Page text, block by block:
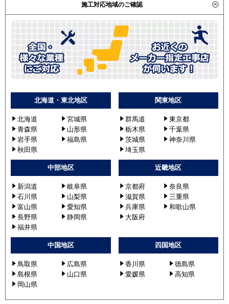
施工対応地域のご確認
北海道・東北地区
北海道
宮城県
青森県
山形県
岩手県
福島県
秋田県
関東地区
群馬道
東京都
栃木県
千葉県
茨城県
神奈川県
埼玉県
中部地区
新潟道
岐阜県
石川県
山梨県
富山県
愛知県
長野県
静岡県
福井県
近畿地区
京都府
奈良県
滋賀県
三重県
兵庫県
和歌山県
大阪府
中国地区
鳥取県
広島県
島根県
山口県
岡山県
四国地区
香川県
徳島県
愛媛県
高知県